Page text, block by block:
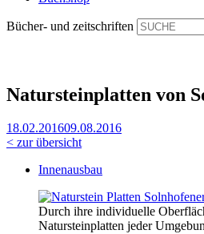
Bücher- und zeitschriften
Natursteinplatten von
18.02.201609.08.2016
< zur übersicht
Innenausbau
Durch ihre individuelle
Natursteinplatten jeder